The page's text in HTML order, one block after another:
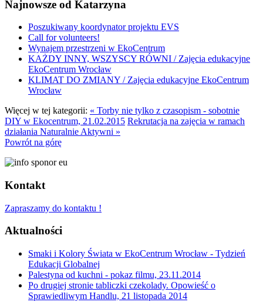
Najnowsze od Katarzyna
Poszukiwany koordynator projektu EVS
Call for volunteers!
Wynajem przestrzeni w EkoCentrum
KAŻDY INNY, WSZYSCY RÓWNI / Zajęcia edukacyjne
EkoCentrum Wrocław
KLIMAT DO ZMIANY / Zajęcia edukacyjne EkoCentrum
Wrocław
Więcej w tej kategorii: « Torby nie tylko z czasopism - sobotnie
DIY w Ekocentrum, 21.02.2015 Rekrutacja na zajęcia w ramach
działania Naturalnie Aktywni »
Powrót na górę
Kontakt
Zapraszamy do kontaktu !
Aktualności
Smaki i Kolory Świata w EkoCentrum Wrocław - Tydzień
Edukacji Globalnej
Palestyna od kuchni - pokaz filmu, 23.11.2014
Po drugiej stronie tabliczki czekolady. Opowieść o
Sprawiedliwym Handlu, 21 listopada 2014